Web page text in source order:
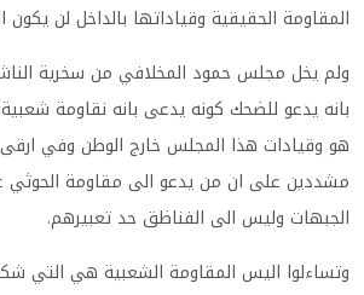
المقاومة الحقيقية وقياداتها بالداخل لن يكون
ولم يخل مجلس حمود المخلافي من سخرية
بانه يدعو للضحك كونه يدعى بانه نقاومة
هو وقيادات هذا المجلس خارج الوطن وفي ارقى
مشددين على ان من يدعو الى مقاومة الحوثي
الجبهات وليس الى الفناظق حد تعبيرهم.
وتساءلوا اليس المقاومة الشعبية هي التي